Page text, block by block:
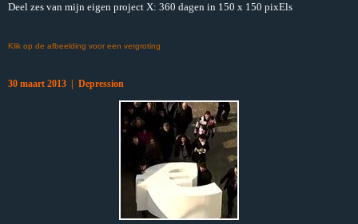
Deel zes van mijn eigen project X: 360 dagen in 150 x 150 pixEls
Klik op de afbeelding voor een vergroting
30 maart 2013 | Depression